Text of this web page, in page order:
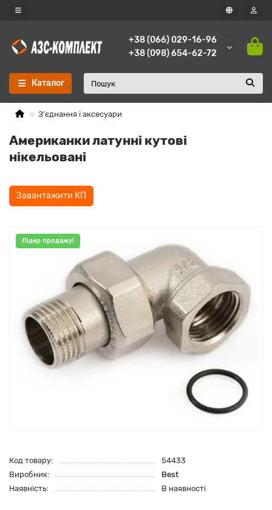
+38 (066) 029-16-96
+38 (098) 654-62-72
Каталог
З'єднання і аксесуари
Американки латунні кутові
нікельовані
Завантажити КП
Лідер продажу!
Код товару:
54433
Виробник:
Best
Наявність:
В наявності